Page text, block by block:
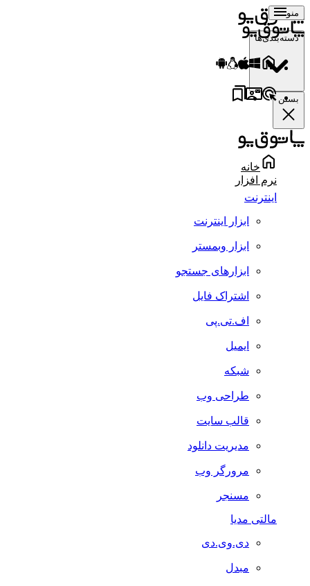
منو
دسته‌بندی‌ها
بستن
خانه
نرم افزار
اینترنت
ابزار اینترنت
ابزار وبمستر
ابزارهای جستجو
اشتراک فایل
اف.تی.پی
ایمیل
شبکه
طراحی وب
قالب سایت
مدیریت دانلود
مرورگر وب
مسنجر
مالتی مدیا
دی.وی.دی
مبدل